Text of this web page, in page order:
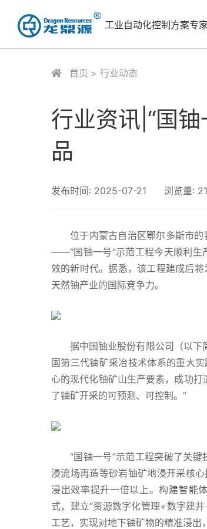
工业自动化控制方案专家
首页 行业动态
行业资讯|“国
品
发布时间: 2025-07-21 浏览量:
位于内蒙古自治区鄂尔多斯市
——“国铀一号”示范工程今天顺利生
效的新时代。据悉，该工程建成后
天然铀产业的国际竞争力。
据中国铀业股份有限公司（以下
国第三代铀矿采冶技术体系的重大
心的现代化铀矿山生产要素，成功
了铀矿开采的可预测、可控制。”
“国铀一号”示范工程突破了关
浸流场再造等砂岩铀矿地浸开采核
浸出效率提升一倍以上。构建智能
式，建立“资源数字化管理+数字建
工艺，实现对地下铀矿物的精准浸出